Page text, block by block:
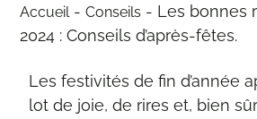
Accueil -Conseils - Les bonnes
2024 : Conseils d’après-fêtes.
Les festivités de fin d’année
lot de joie, de rires et, bien